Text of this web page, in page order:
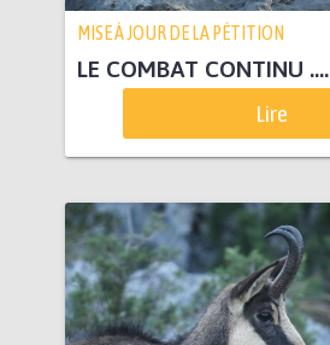
MISE À JOUR DE LA PÉTITION
LE COMBAT CONTINU ….
Lire